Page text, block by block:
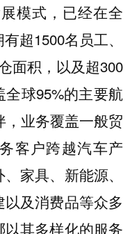
模式，已经在全
超1500名员工、
面积，以及超300
球95%的主要航
业务覆盖一般贸
客户跨越汽车产
家具、新能源、
及消费品等众多
其多样化的服务